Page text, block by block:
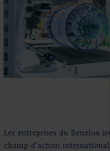
Les entreprises du Benelux
champ d’action